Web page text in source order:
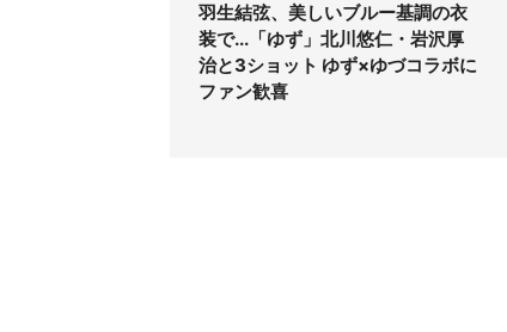
羽生結弦、美しいブルー基調の衣
装で...「ゆず」北川悠仁・岩沢厚
治と3ショット ゆず×ゆづコラボに
ファン歓喜